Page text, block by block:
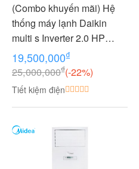
(Combo khuyến mãi) Hệ
thống máy lạnh Daikin
multi s Inverter 2.0 HP
(2HP Ngựa) - 1 dàn nóng 2
dàn lạnh (1.0 + 1.0 HP (1
Ngựa) MKC50RVMV-
CTKC25RVMV+CTKC25R
VMV
19,500,000₫
25,000,000₫(-22%)
Tiết kiệm điện